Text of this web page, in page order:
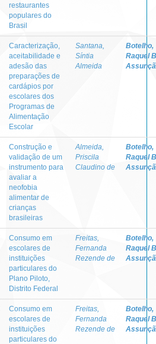
restaurantes
populares do
Brasil
Caracterização,
aceitabilidade e
adesão das
preparações de
cardápios por
escolares dos
Programas de
Alimentação
Escolar
Santana,
Síntia
Almeida
Botelho,
Raquel
Construção e
validação de um
instrumento para
avaliar a
neofobia
alimentar de
crianças
brasileiras
Almeida,
Priscila
Claudino de
Botelho,
Raquel
Consumo em
escolares de
instituições
particulares do
Plano Piloto,
Distrito Federal
Freitas,
Fernanda
Rezende de
Botelho,
Raquel
Consumo em
escolares de
instituições
particulares do
Freitas,
Fernanda
Rezende de
Botelho,
Raquel